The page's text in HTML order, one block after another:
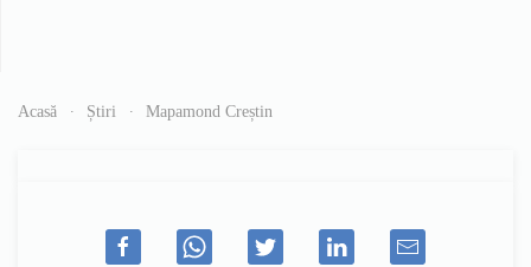
Acasă Știri Mapamond Creștin